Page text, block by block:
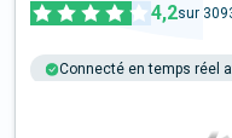
4,2sur
Connecté en temps réel